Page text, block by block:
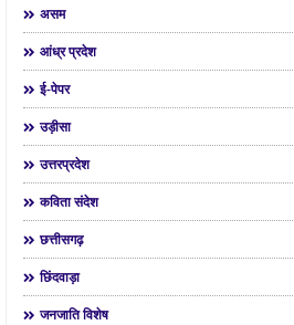
असम
आंध्र प्रदेश
ई-पेपर
उड़ीसा
उत्तरप्रदेश
कविता संदेश
छत्तीसगढ़
छिंदवाड़ा
जनजाति विशेष